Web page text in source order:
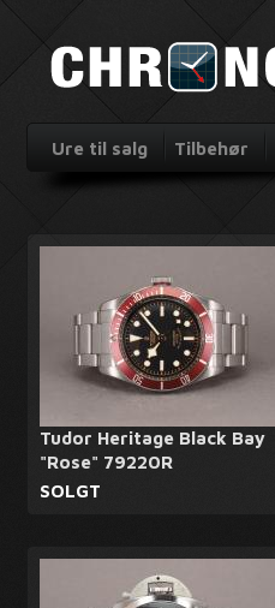
Ure til salg Tilbehør
Tudor Heritage Black Bay
"Rose" 79220R
SOLGT